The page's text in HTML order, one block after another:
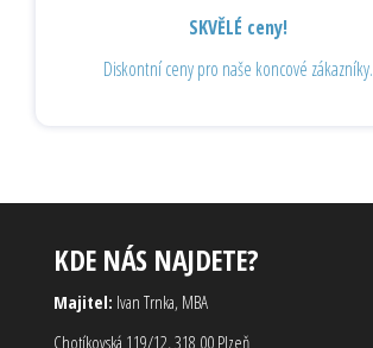
SKVĚLÉ ceny!
Diskontní ceny pro naše koncové zákazníky.
KDE NÁS NAJDETE?
Majitel: Ivan Trnka, MBA
Chotíkovská 119/12, 318 00 Plzeň